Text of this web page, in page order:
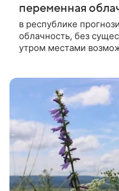
переменная
в республике
облачность, без
утром местами